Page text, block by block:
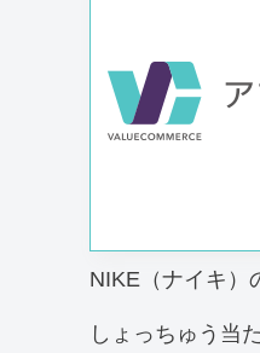
NIKE（ナイキ）
しょっちゅう当